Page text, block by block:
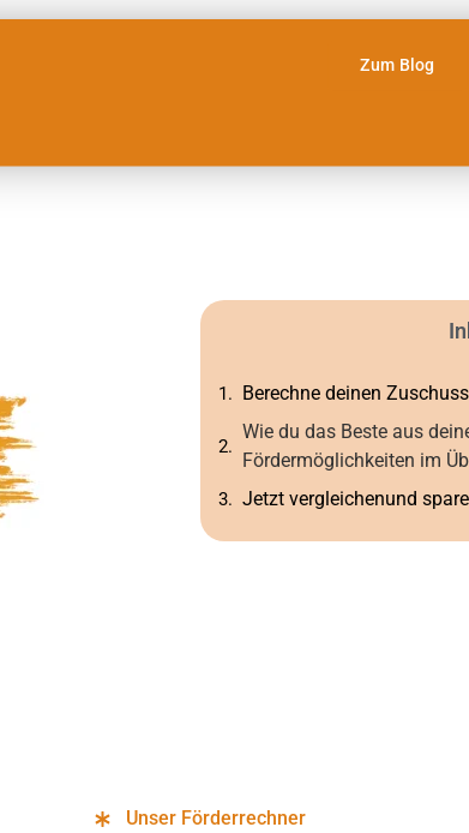
Zum Blog
Berechne deinen Zuschuss
Wie du das Beste aus
Fördermöglichkeiten im
Jetzt vergleichenund
Unser Förderrechner